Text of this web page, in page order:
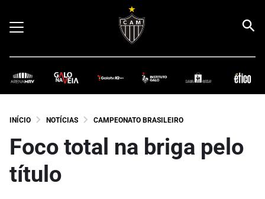
INÍCIO NOTÍCIAS CAMPEONATO BRASILEIRO
Foco total na briga pelo
título